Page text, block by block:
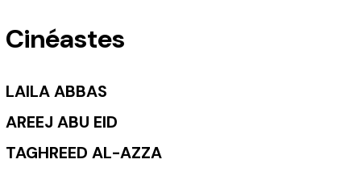
Cinéastes
LAILA ABBAS
AREEJ ABU EID
TAGHREED AL-AZZA